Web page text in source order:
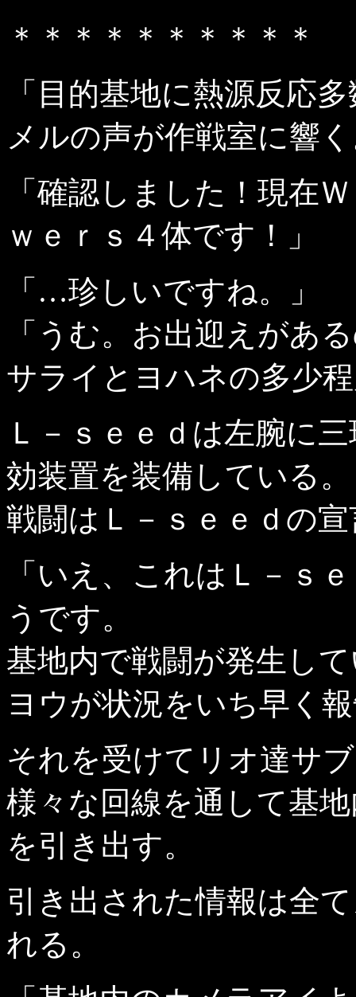
＊＊＊＊＊＊＊＊＊＊
「目的基地に熱源反応
メルの声が作戦室に響
「確認しました！現在
ｗｅｒｓ４体です！」
「…珍しいですね。」
「うむ。お出迎えがあ
サライとヨハネの多少
Ｌ－ｓｅｅｄは左腕に
効装置を装備している。
戦闘はＬ－ｓｅｅｄの
「いえ、これはＬ－ｓ
うです。
基地内で戦闘が発生し
ヨウが状況をいち早く
それを受けてリオ達サ
様々な回線を通して基
を引き出す。
引き出された情報は全
れる。